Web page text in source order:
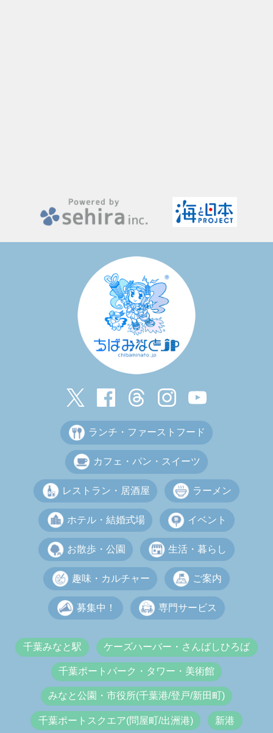
ランチ・ファーストフード
カフェ・パン・スイーツ
レストラン・居酒屋 ラーメン
ホテル・結婚式場 イベント
お散歩・公園 生活・暮らし
趣味・カルチャー ご案内
募集中！ 専門サービス
千葉みなと駅 ケーズハーバー・さんばしひろば
千葉ポートパーク・タワー・美術館
みなと公園・市役所(千葉港/登戸/新田町)
千葉ポートスクエア(問屋町/出洲港) 新港